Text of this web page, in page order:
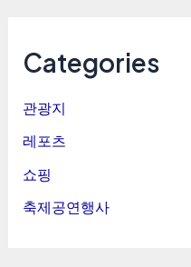
Categories
관광지
레포츠
쇼핑
축제공연행사